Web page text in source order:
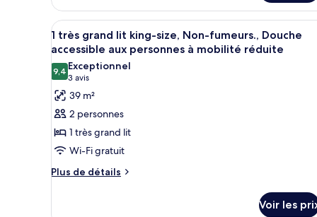
le
type
de
chambre
Room
Afficher
toutes
les
photos
pour
ce
type
de
chambre :
1
Une chambre d’hôtel avec
4
1 très grand lit king-size, Non-fumeurs., Douche
accessible aux personnes à mobilité réduite
9,49,4 sur 10
Exceptionnel
3 avis
(3 avis)
39 m²
2 personnes
1 très grand lit
Wi-Fi gratuit
Plus de détails
Plus
Voir les